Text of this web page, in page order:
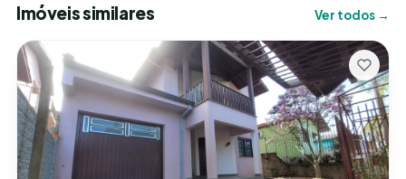
Imóveis similares Ver todos →